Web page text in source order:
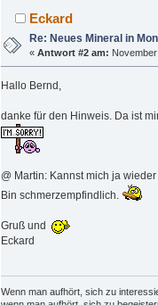
Eckard
Re: Neues Mineral in
«Antwort #2 am:
Hallo Bernd,
danke für den Hinweis. Da ist
@ Martin: Kannst mich ja
Bin schmerzempfindlich.
Gruß und
Eckard
Wenn man aufhört, sich zu